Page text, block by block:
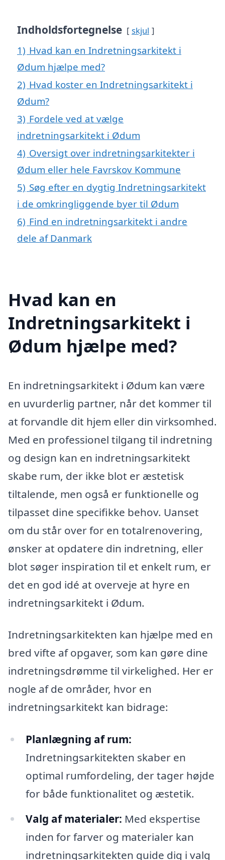
Indholdsfortegnelse skjul
1) Hvad kan en Indretningsarkitekt i
Ødum hjælpe med?
2) Hvad koster en Indretningsarkitekt i
Ødum?
3) Fordele ved at vælge
indretningsarkitekt i Ødum
4) Oversigt over indretningsarkitekter i
Ødum eller hele Favrskov Kommune
5) Søg efter en dygtig Indretningsarkitekt
i de omkringliggende byer til Ødum
6) Find en indretningsarkitekt i andre
dele af Danmark
Hvad kan en
Indretningsarkitekt i
Ødum hjælpe med?
En indretningsarkitekt i Ødum kan være
en uvurderlig partner, når det kommer til
at forvandle dit hjem eller din virksomhed.
Med en professionel tilgang til indretning
og design kan en indretningsarkitekt
skabe rum, der ikke blot er æstetisk
tiltalende, men også er funktionelle og
tilpasset dine specifikke behov. Uanset
om du står over for en totalrenovering,
ønsker at opdatere din indretning, eller
blot søger inspiration til et enkelt rum, er
det en god idé at overveje at hyre en
indretningsarkitekt i Ødum.
Indretningsarkitekten kan hjælpe med en
bred vifte af opgaver, som kan gøre dine
indretningsdrømme til virkelighed. Her er
nogle af de områder, hvor en
indretningsarkitekt kan bidrage:
Planlægning af rum:
Indretningsarkitekten skaber en
optimal rumfordeling, der tager højde
for både funktionalitet og æstetik.
Valg af materialer: Med ekspertise
inden for farver og materialer kan
indretningsarkitekten guide dig i valg